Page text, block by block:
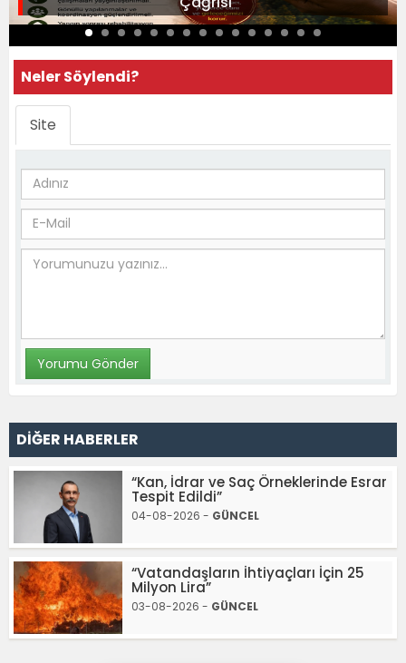
Neler Söylendi?
Site
DİĞER HABERLER
“Kan, İdrar ve Saç Örneklerinde Esrar
Tespit Edildi”
04-08-2026 - GÜNCEL
“Vatandaşların İhtiyaçları İçin 25
Milyon Lira”
03-08-2026 - GÜNCEL